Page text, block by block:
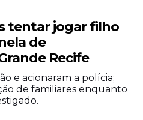
tentar jogar filho
de
Recife
e acionaram a polícia;
de familiares enquanto